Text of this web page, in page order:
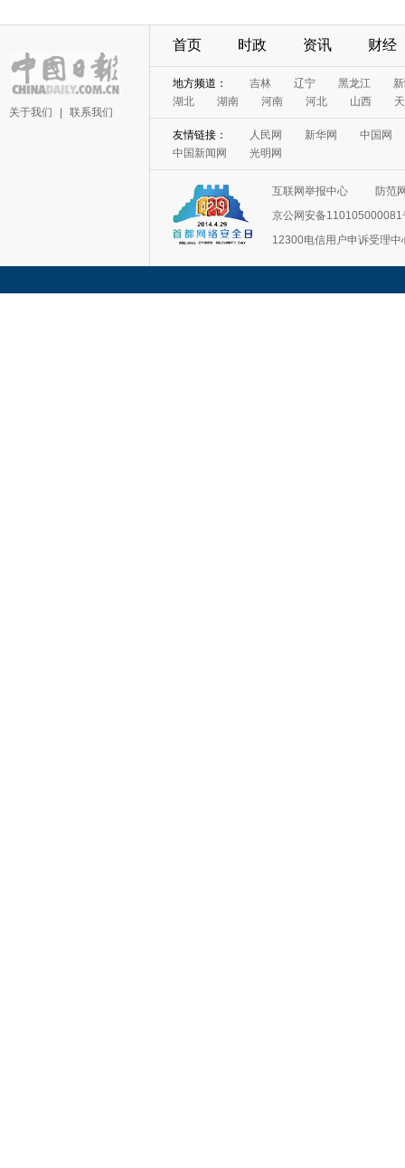
关于我们 联系我们
首页 时政 资讯 财经
地方频道： 吉林 辽宁 黑龙江
湖北
湖南 河南 河北 山西
友情链接： 人民网 新华网
中国网
中国新闻网
光明网
互联网举报中心
防范
京公网安备110105000081
12300电信用户申诉受理中